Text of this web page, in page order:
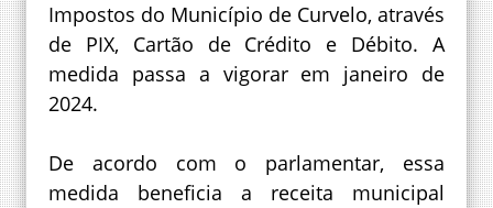
Impostos do Município de Curvelo, através
de PIX, Cartão de Crédito e Débito. A
medida passa a vigorar em janeiro de
2024.
De acordo com o parlamentar, essa
medida beneficia a receita municipal